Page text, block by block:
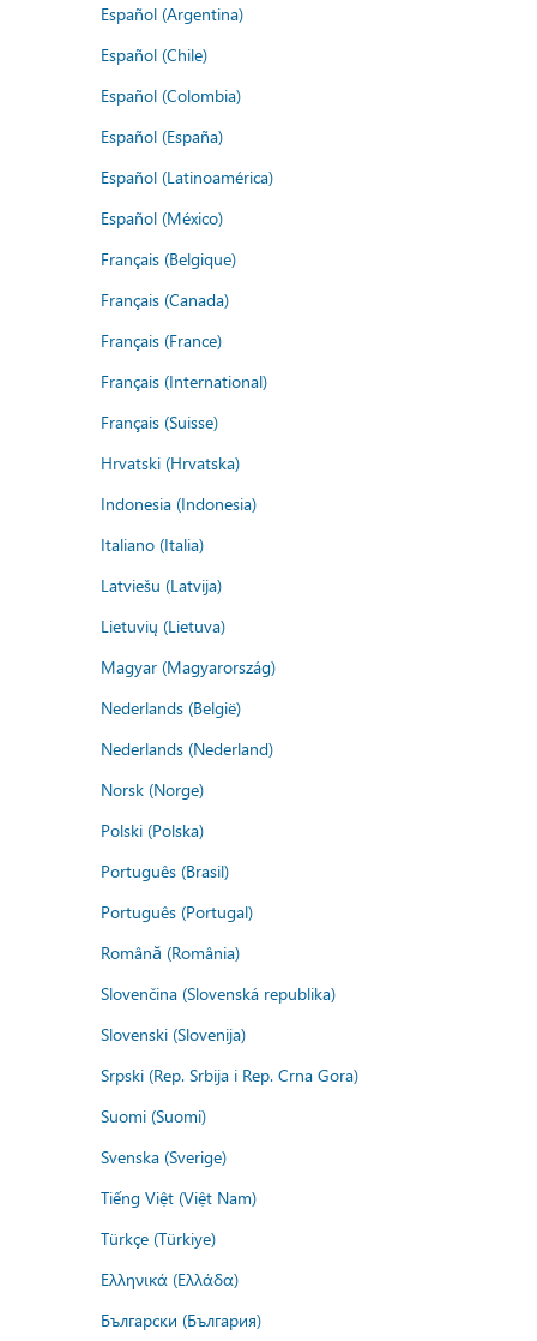
Español (Argentina)
Español (Chile)
Español (Colombia)
Español (España)
Español (Latinoamérica)
Español (México)
Français (Belgique)
Français (Canada)
Français (France)
Français (International)
Français (Suisse)
Hrvatski (Hrvatska)
Indonesia (Indonesia)
Italiano (Italia)
Latviešu (Latvija)
Lietuvių (Lietuva)
Magyar (Magyarország)
Nederlands (België)
Nederlands (Nederland)
Norsk (Norge)
Polski (Polska)
Português (Brasil)
Português (Portugal)
Română (România)
Slovenčina (Slovenská republika)
Slovenski (Slovenija)
Srpski (Rep. Srbija i Rep. Crna Gora)
Suomi (Suomi)
Svenska (Sverige)
Tiếng Việt (Việt Nam)
Türkçe (Türkiye)
Ελληνικά (Ελλάδα)
Български (България)